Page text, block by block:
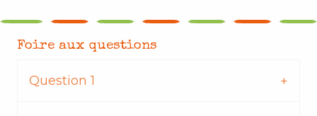
Foire aux questions
Question 1